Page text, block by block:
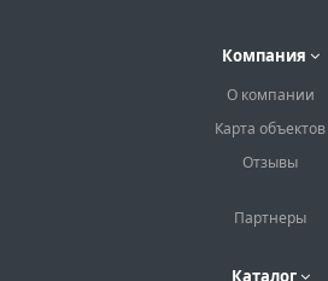
Компания
О компании
Карта объектов
Отзывы
Партнеры
Каталог